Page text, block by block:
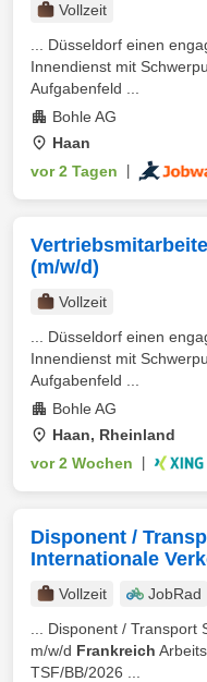
Vollzeit
... Düsseldorf einen
Innendienst mit
Aufgabenfeld ...
Bohle AG
Haan
vor 2 Tagen
(m/w/d)
Vollzeit
... Düsseldorf einen
Innendienst mit
Aufgabenfeld ...
Bohle AG
Haan, Rheinland
vor 2 Wochen
Disponent /
Internationale
Vollzeit
JobRad
... Disponent /
m/w/d Frankreich
TSF/BB/2026 ...